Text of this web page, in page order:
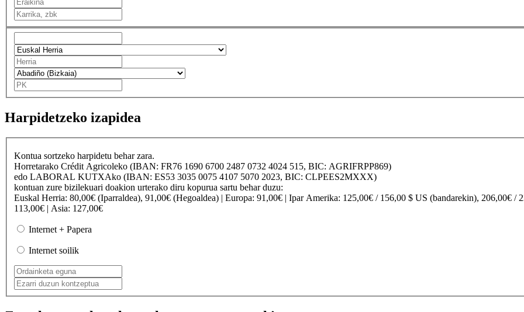
Harpidetzeko izapidea
Kontua sortzeko harpidetu behar zara.
Horretarako Crédit Agricoleko (IBAN: FR76 1690 6700 2487 0732 4024 515, BIC: AGRIFRPP869)
edo LABORAL KUTXAko (IBAN: ES53 3035 0075 4107 5070 2023, BIC: CLPEES2MXXX)
kontuan zure bizilekuari doakion urterako diru kopurua sartu behar duzu:
Euskal Herria: 80,00€ (Iparraldea), 91,00€ (Hegoaldea) | Europa: 91,00€ | Ipar Amerika: 125,00€ / 156,00 $ US (bandarekin), 206,00€ /
113,00€ | Asia: 127,00€
Internet + Papera
Internet soilik